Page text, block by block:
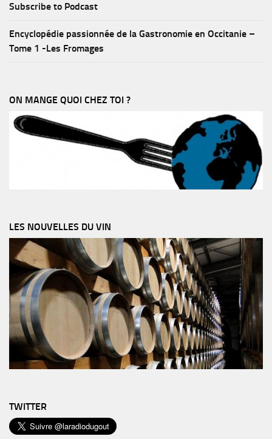
Subscribe to Podcast
Encyclopédie passionnée de la Gastronomie en Occitanie –
Tome 1 -Les Fromages
ON MANGE QUOI CHEZ TOI ?
LES NOUVELLES DU VIN
TWITTER